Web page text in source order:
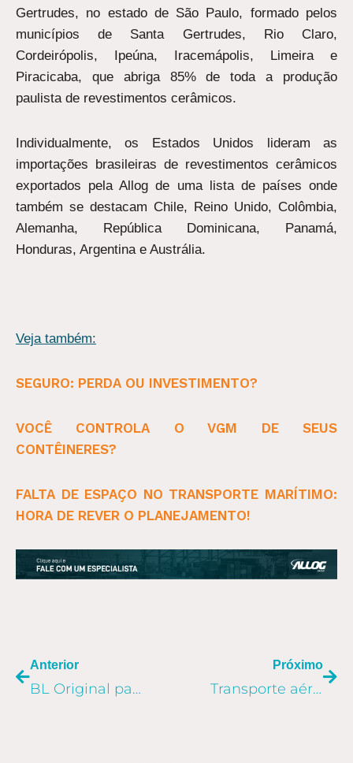
Gertrudes, no estado de São Paulo, formado pelos
municípios de Santa Gertrudes, Rio Claro,
Cordeirópolis, Ipeúna, Iracemápolis, Limeira e
Piracicaba, que abriga 85% de toda a produção
paulista de revestimentos cerâmicos.
Individualmente, os Estados Unidos lideram as
importações brasileiras de revestimentos cerâmicos
exportados pela Allog de uma lista de países onde
também se destacam Chile, Reino Unido, Colômbia,
Alemanha, República Dominicana, Panamá,
Honduras, Argentina e Austrália.
Veja também:
SEGURO: PERDA OU INVESTIMENTO?
VOCÊ CONTROLA O VGM DE SEUS
CONTÊINERES?
FALTA DE ESPAÇO NO TRANSPORTE MARÍTIMO:
HORA DE REVER O PLANEJAMENTO!
Anterior
BL Original passa ser obrigatório para retirada de cargas em terminais
Próximo
Transporte aéreo: por que contratar um agente de carga?